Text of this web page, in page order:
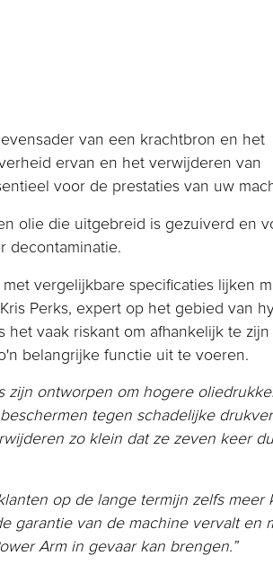
van een krachtbron en het
ervan en het verwijderen van
voor de prestaties van uw
olie die uitgebreid is gezuiverd en
decontaminatie.
vergelijkbare specificaties lijken
Perks, expert op het gebied van
het vaak riskant om afhankelijk te
belangrijke functie uit te voeren.
zijn ontworpen om hogere
tegen schadelijke
zo klein dat ze zeven keer
op de lange termijn zelfs meer
garantie van de machine vervalt en
Arm in gevaar kan brengen.”